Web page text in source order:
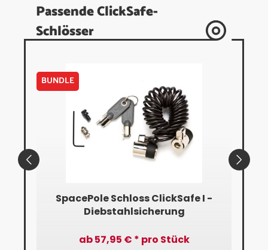
Passende ClickSafe-
Schlösser
BUNDLE
SpacePole Schloss ClickSafe I -
Diebstahlsicherung
ab 57,95 € * pro Stück